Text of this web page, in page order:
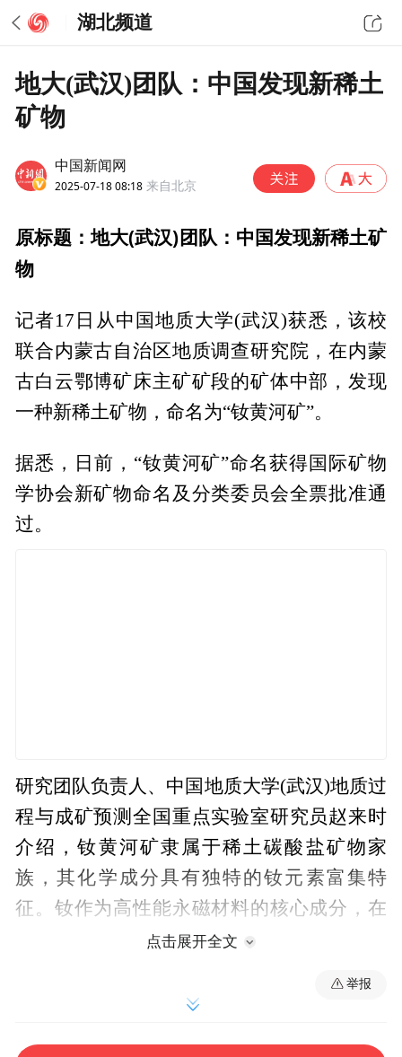
湖北频道
地大(武汉)团队：中国发现新稀土
矿物
中国新闻网
2025-07-18 08:18 来自北京
原标题：地大(武汉)团队：中国发现新稀土矿
物
记者17日从中国地质大学(武汉)获悉，该校
联合内蒙古自治区地质调查研究院，在内蒙
古白云鄂博矿床主矿矿段的矿体中部，发现
一种新稀土矿物，命名为“钕黄河矿”。
据悉，日前，“钕黄河矿”命名获得国际矿物
学协会新矿物命名及分类委员会全票批准通
过。
研究团队负责人、中国地质大学(武汉)地质过
程与成矿预测全国重点实验室研究员赵来时
介绍，钕黄河矿隶属于稀土碳酸盐矿物家
族，其化学成分具有独特的钕元素富集特
征。钕作为高性能永磁材料的核心成分，在
新能源汽车、风力发电、电子信息等领域需
点击展开全文
举报